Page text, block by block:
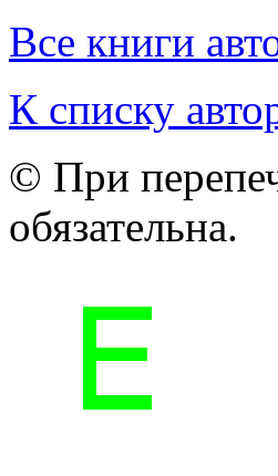
Все книги
К списку
© При
обязательна.